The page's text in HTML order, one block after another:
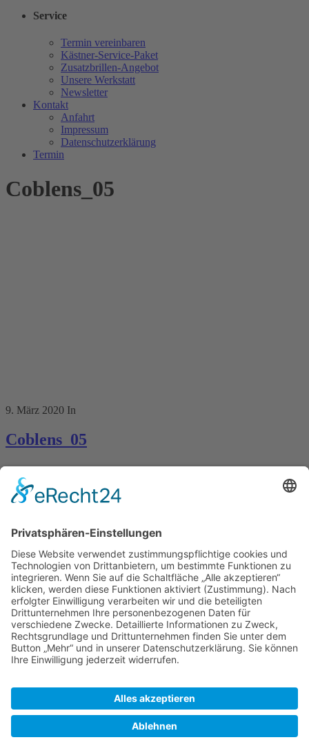
Service
Termin vereinbaren
Kästner-Service-Paket
Zusatzbrillen-Angebot
Unsere Werkstatt
Newsletter
Kontakt
Anfahrt
Impressum
Datenschutzerklärung
Termin
Coblens_05
9. März 2020 In
Coblens_05
Kontakt
Königstraße 28
70173 Stuttgart
T: 0711 29 39 20
kontakt@kaestner-stuttgart.de
Unsere Öffnungszeiten
Montag bis Samstag:
10:00 Uhr – 19:00 Uhr
Pflichtangaben
Impressum
Datenschutzerklärung
Kontakt